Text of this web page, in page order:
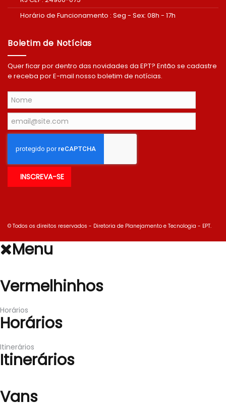
Horário de Funcionamento : Seg - Sex: 08h - 17h
Boletim de Notícias
Quer ficar por dentro das novidades da EPT? Então se cadastre
e receba por E-mail nosso boletim de notícias.
© Todos os direitos reservados - Diretoria de Planejamento e Tecnologia - EPT.
Menu
Vermelhinhos
Horários
Horários
Itinerários
Itinerários
Vans